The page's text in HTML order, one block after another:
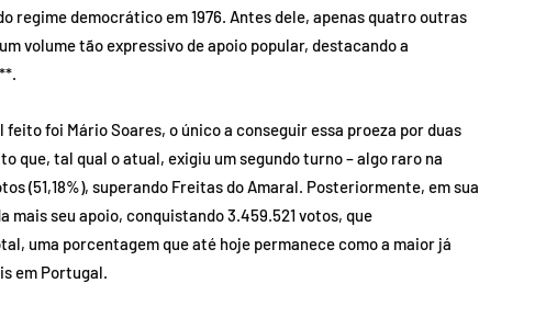
regime democrático em 1976. Antes dele, apenas quatro outras
volume tão expressivo de apoio popular, destacando a
foi Mário Soares, o único a conseguir essa proeza por duas
que, tal qual o atual, exigiu um segundo turno – algo raro na
(51,18%), superando Freitas do Amaral. Posteriormente, em sua
mais seu apoio, conquistando 3.459.521 votos, que
uma porcentagem que até hoje permanece como a maior já
em Portugal.